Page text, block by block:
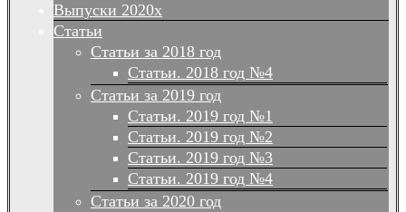
Выпуски 2020х
Статьи
Статьи за 2018 год
Статьи. 2018 год №4
Статьи за 2019 год
Статьи. 2019 год №1
Статьи. 2019 год №2
Статьи. 2019 год №3
Статьи. 2019 год №4
Статьи за 2020 год